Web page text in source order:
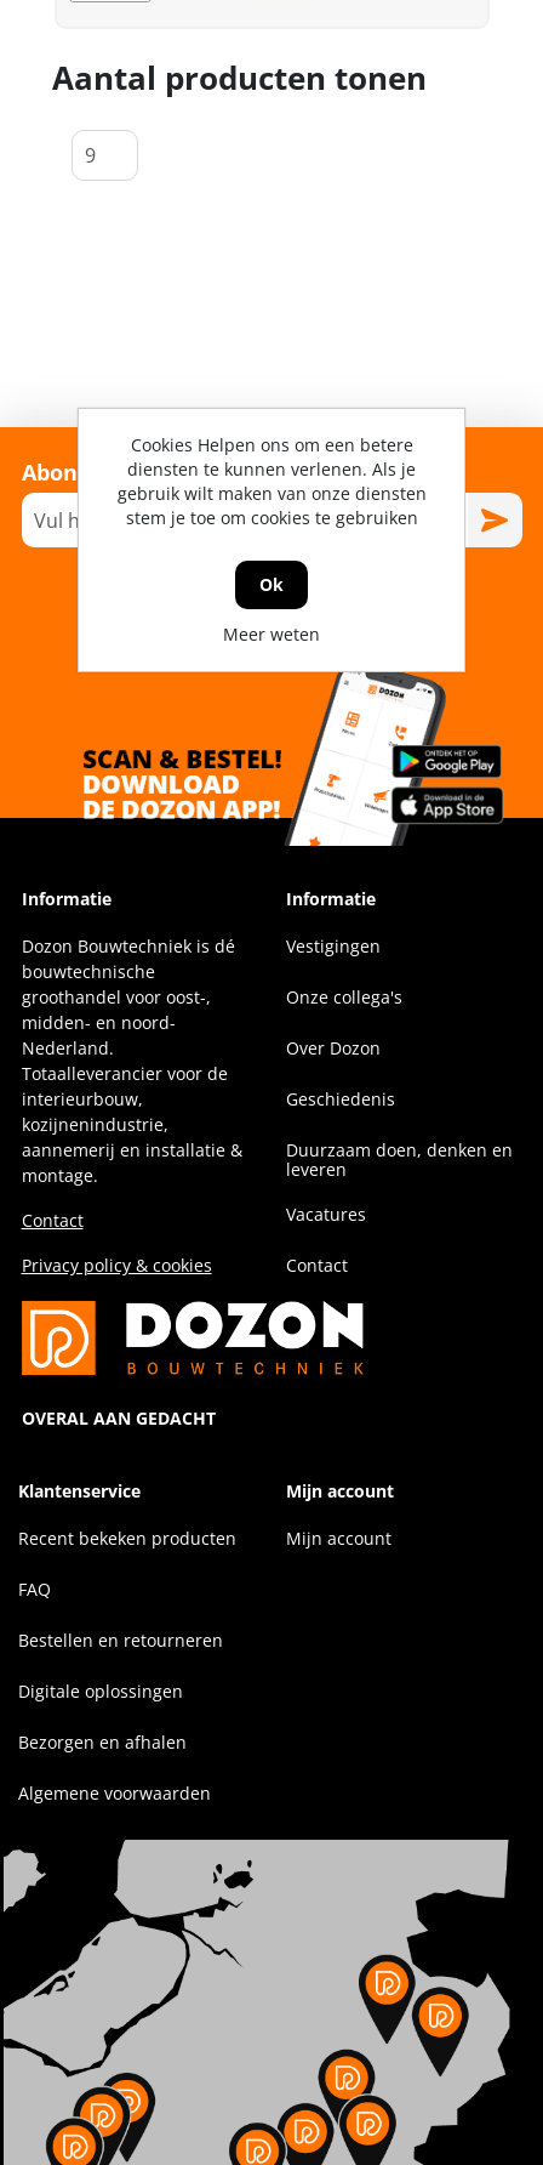
Aantal producten tonen
Abonneer je op onze nieuwsbrief!
Informatie
Dozon Bouwtechniek is dé
bouwtechnische
groothandel voor oost-,
midden- en noord-
Nederland.
Totaalleverancier voor de
interieurbouw,
kozijnenindustrie,
aannemerij en installatie &
montage.
Contact
Privacy policy & cookies
OVERAL AAN GEDACHT
Informatie
Vestigingen
Onze collega's
Over Dozon
Geschiedenis
Duurzaam doen, denken en
leveren
Vacatures
Contact
Klantenservice
Recent bekeken producten
FAQ
Bestellen en retourneren
Digitale oplossingen
Bezorgen en afhalen
Algemene voorwaarden
Mijn account
Mijn account
Cookies Helpen ons om een betere
diensten te kunnen verlenen. Als je
gebruik wilt maken van onze diensten
stem je toe om cookies te gebruiken
Ok
Meer weten